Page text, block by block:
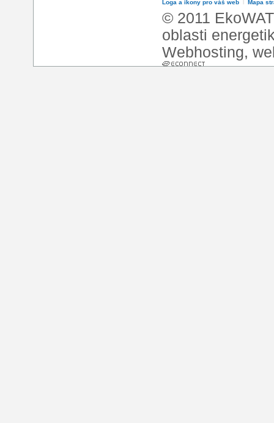
Loga a ikony pro váš web Mapa
© 2011
oblasti
Webhosting,